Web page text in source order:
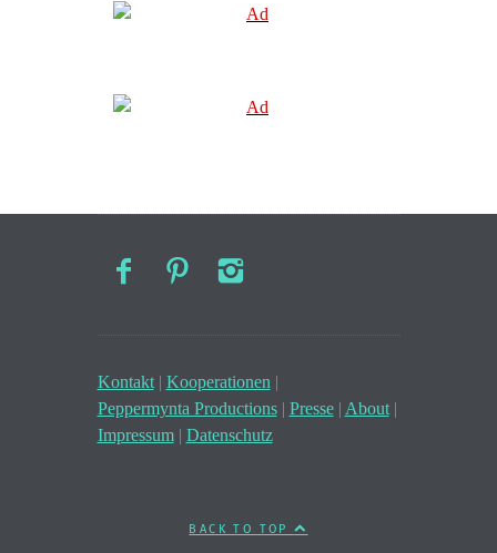
Kontakt| Kooperationen |
Peppermynta Productions| Presse| About|
Impressum| Datenschutz
BACK TO TOP